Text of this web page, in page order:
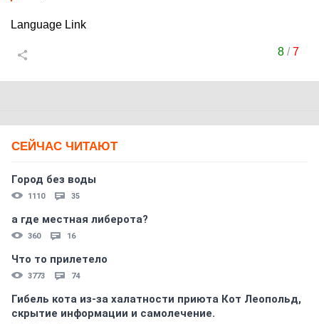
Language Link
8/7
СЕЙЧАС ЧИТАЮТ
Город без воды
1110 35
а где местная либерота?
360 16
Что то прилетело
3773 74
Гибель кота из-за халатности приюта Кот Леопольд,
скрытиe информации и самолечение.